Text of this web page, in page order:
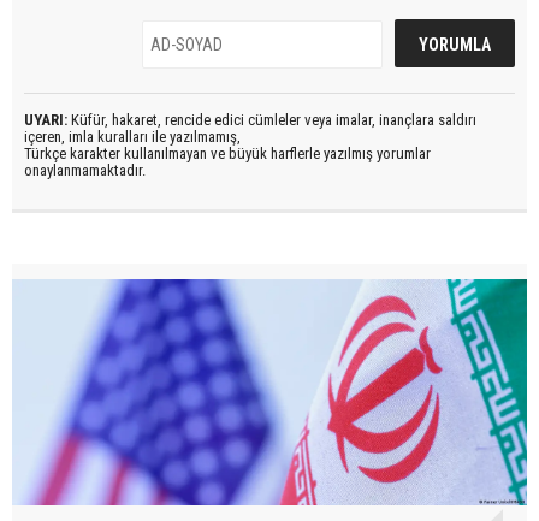
UYARI: Küfür, hakaret, rencide edici cümleler veya imalar, inançlara saldırı
içeren, imla kuralları ile yazılmamış,
Türkçe karakter kullanılmayan ve büyük harflerle yazılmış yorumlar
onaylanmamaktadır.